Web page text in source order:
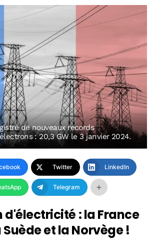
de nouveaux records
: 20,3 GW le 3 janvier 2024.
Twitter LinkedIn
Telegram
d'électricité : la France
et la Norvège !